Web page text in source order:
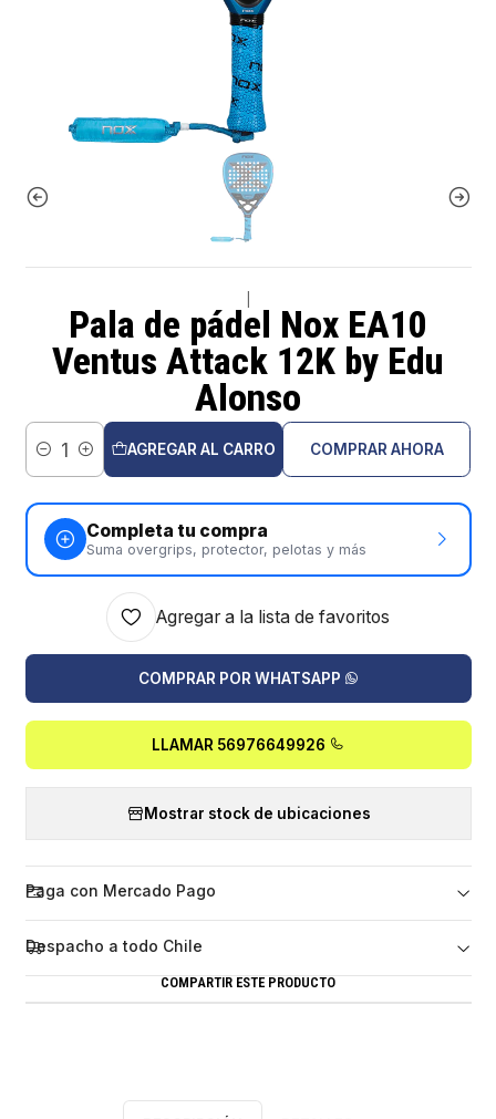
Pala de pádel Nox EA10
Ventus Attack 12K by Edu
Alonso
Cantidad
AGREGAR AL CARRO COMPRAR AHORA
Completa tu compra
Suma overgrips, protector, pelotas y más
Agregar a la lista de favoritos
COMPRAR POR WHATSAPP
LLAMAR 56976649926
Mostrar stock de ubicaciones
Paga con Mercado Pago
Despacho a todo Chile
COMPARTIR ESTE PRODUCTO